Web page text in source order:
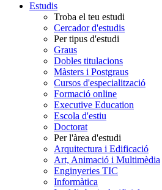
Estudis
Troba el teu estudi
Cercador d'estudis
Per tipus d'estudi
Graus
Dobles titulacions
Màsters i Postgraus
Cursos d'especialització
Formació online
Executive Education
Escola d'estiu
Doctorat
Per l'àrea d'estudi
Arquitectura i Edificació
Art, Animació i Multimèdia
Enginyeries TIC
Informàtica